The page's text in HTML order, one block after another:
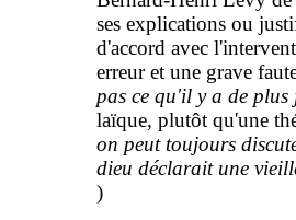
ses explications ou
d'accord avec
erreur et une grave
pas ce qu'il y a de plus
laïque, plutôt qu'une
on peut toujours
dieu déclarait une
)